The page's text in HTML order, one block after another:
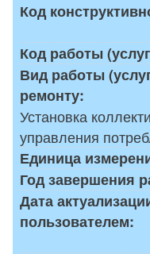
Код
Код работы
Вид работы
ремонту:
Установка
управления
Единица
Год завершения
Дата
пользователем: